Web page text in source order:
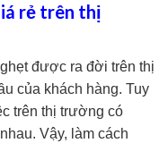
rẻ trên thị
được ra đời trên thị
của khách hàng. Tuy
trên thị trường có
Vậy, làm cách